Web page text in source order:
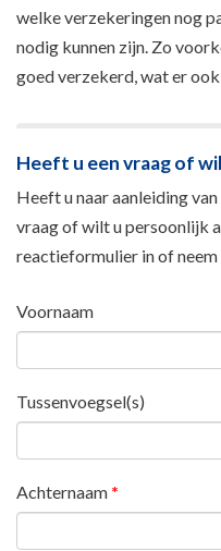
welke verzekeringen nog
nodig kunnen zijn. Zo
goed verzekerd, wat er
Heeft u een vraag of
Heeft u naar aanleiding
vraag of wilt u persoonlijk
reactieformulier in of neem
Voornaam
Tussenvoegsel(s)
Achternaam *